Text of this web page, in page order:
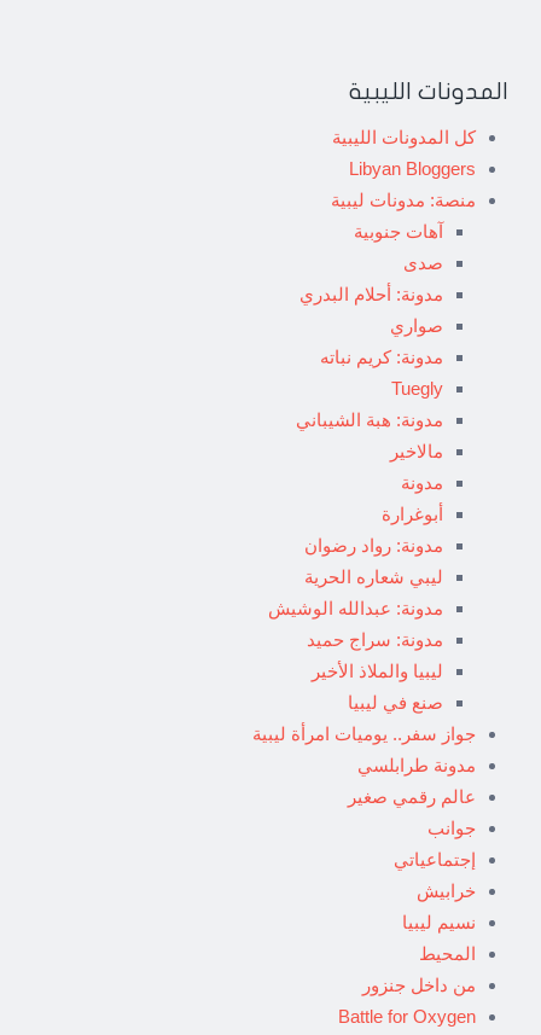
المدونات الليبية
كل المدونات الليبية
Libyan Bloggers
منصة: مدونات ليبية
آهات جنوبية
صدى
مدونة: أحلام البدري
صواري
مدونة: كريم نباته
Tuegly
مدونة: هبة الشيباني
مالاخير
مدونة
أبوغرارة
مدونة: رواد رضوان
ليبي شعاره الحرية
مدونة: عبدالله الوشيش
مدونة: سراج حميد
ليبيا والملاذ الأخير
صنع في ليبيا
جواز سفر.. يوميات امرأة ليبية
مدونة طرابلسي
عالم رقمي صغير
جوانب
إجتماعياتي
خرابيش
نسيم ليبيا
المحيط
من داخل جنزور
Battle for Oxygen